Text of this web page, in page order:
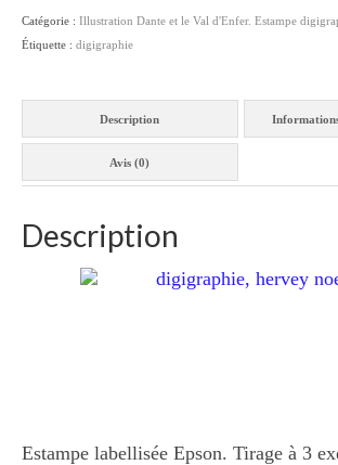
Val
d'Enfer-
Catégorie : Illustration Dante et le Val d'Enfer. Estampe
Étiquette : digigraphie
Description
Avis (0)
Description
Estampe labellisée Epson. Tirage à 3